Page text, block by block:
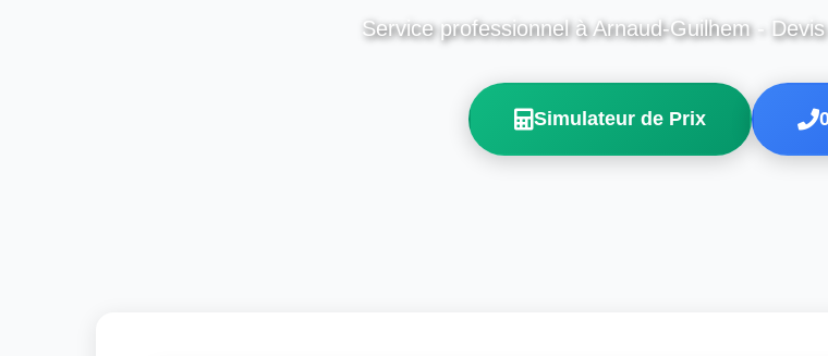
Service professionnel à Arnaud-Guilhem -
Simulateur de Prix